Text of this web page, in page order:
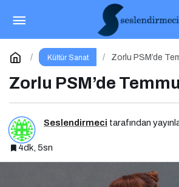
Kültür Sanat Zorlu PSM’de
Zorlu PSM’de
Seslendirmeci tarafından
4dk, 5sn
Zorlu PSM’de Haftanın
Temmuz)
Yorum Yap